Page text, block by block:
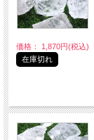
価格： 1,870円(税込)
在庫切れ